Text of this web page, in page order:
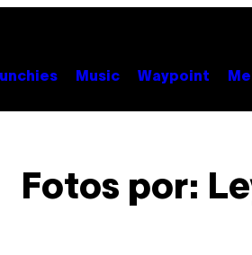
Music Waypoint
Fotos por: